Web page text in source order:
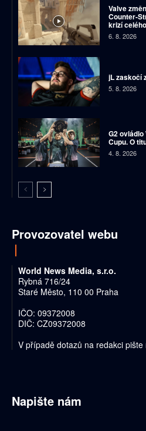
Valve
Counter-
krizí
6. 8. 2026
jL zaskočí
5. 8. 2026
G2
Cupu. O
4. 8. 2026
Provozovatel webu
World News Media, s.r.o.
Rybná 716/24
Staré Město, 110 00 Praha
IČO: 09372008
DIČ: CZ09372008
V případě dotazů na redakci pište
Napište nám